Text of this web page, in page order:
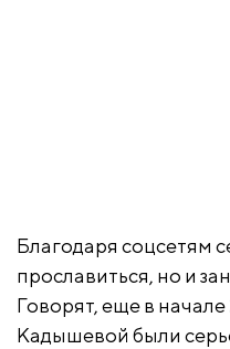
Благодаря соцсетям
прославиться, но и
Говорят, еще в
Кадышевой были